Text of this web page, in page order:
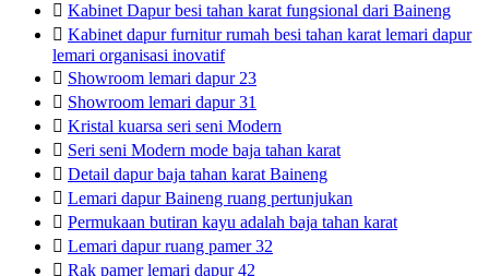
 Kabinet Dapur besi tahan karat fungsional dari Baineng
 Kabinet dapur furnitur rumah besi tahan karat lemari dapur
lemari organisasi inovatif
 Showroom lemari dapur 23
 Showroom lemari dapur 31
 Kristal kuarsa seri seni Modern
 Seri seni Modern mode baja tahan karat
 Detail dapur baja tahan karat Baineng
 Lemari dapur Baineng ruang pertunjukan
 Permukaan butiran kayu adalah baja tahan karat
 Lemari dapur ruang pamer 32
 Rak pamer lemari dapur 42